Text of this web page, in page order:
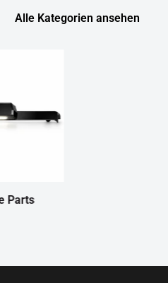
Alle Kategorien ansehen
Parts